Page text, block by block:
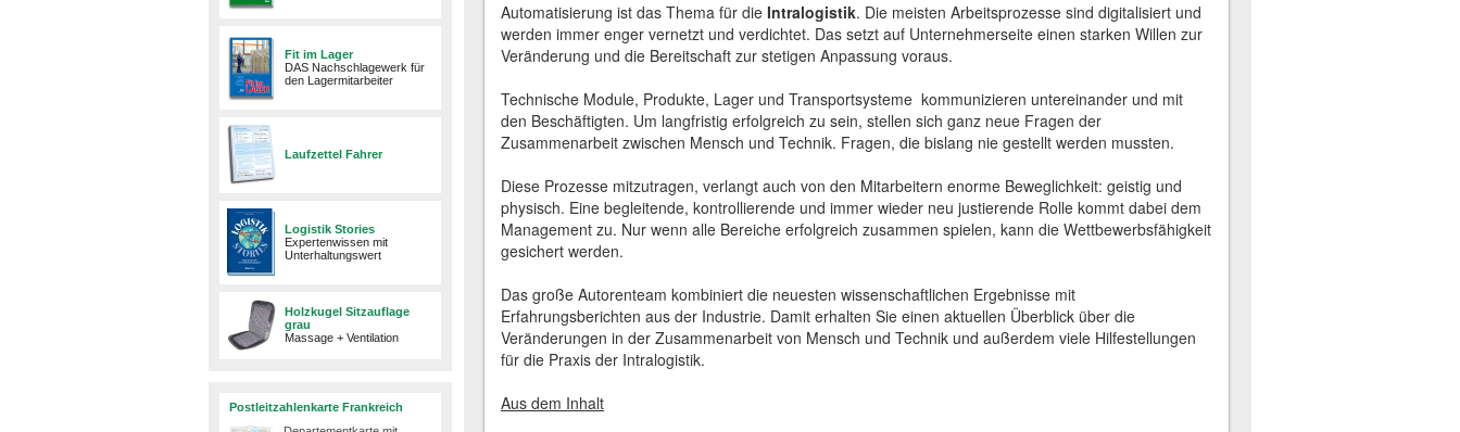
Fit im Lager
DAS Nachschlagewerk für
den Lagermitarbeiter
Laufzettel Fahrer
Logistik Stories
Expertenwissen mit
Unterhaltungswert
Holzkugel Sitzauflage
grau
Massage + Ventilation
Postleitzahlenkarte Frankreich
Automatisierung ist das Thema für die Intralogistik. Die meisten Arbeitsprozesse sind digitalisiert und
werden immer enger vernetzt und verdichtet. Das setzt auf Unternehmerseite einen starken Willen zur
Veränderung und die Bereitschaft zur stetigen Anpassung voraus.
Technische Module, Produkte, Lager und Transportsysteme kommunizieren untereinander und mit
den Beschäftigten. Um langfristig erfolgreich zu sein, stellen sich ganz neue Fragen der
Zusammenarbeit zwischen Mensch und Technik. Fragen, die bislang nie gestellt werden mussten.
Diese Prozesse mitzutragen, verlangt auch von den Mitarbeitern enorme Beweglichkeit: geistig und
physisch. Eine begleitende, kontrollierende und immer wieder neu justierende Rolle kommt dabei dem
Management zu. Nur wenn alle Bereiche erfolgreich zusammen spielen, kann die Wettbewerbsfähigkeit
gesichert werden.
Das große Autorenteam kombiniert die neuesten wissenschaftlichen Ergebnisse mit
Erfahrungsberichten aus der Industrie. Damit erhalten Sie einen aktuellen Überblick über die
Veränderungen in der Zusammenarbeit von Mensch und Technik und außerdem viele Hilfestellungen
für die Praxis der Intralogistik.
Aus dem Inhalt